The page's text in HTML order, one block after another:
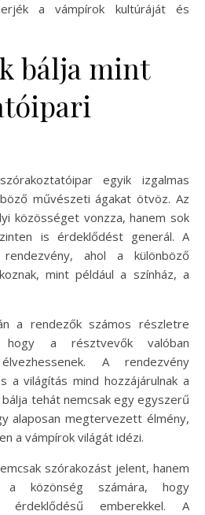
a vámpírok kultúráját és
bálja mint
egyik izgalmas
művészeti ágakat ötvöz. Az
közösséget vonzza, hanem sok
is érdeklődést generál. A
ahol a különböző
mint például a színház, a
a rendezők számos részletre
hogy a résztvevők valóban
A rendezvény
a világítás mind hozzájárulnak a
tehát nemcsak egy egyszerű
alaposan megtervezett élmény,
a vámpírok világát idézi.
szórakozást jelent, hanem
közönség számára, hogy
érdeklődésű emberekkel. A